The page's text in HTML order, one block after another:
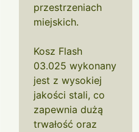
przestrzeniach
miejskich.
Kosz Flash
03.025 wykonany
jest z wysokiej
jakości stali, co
zapewnia dużą
trwałość oraz